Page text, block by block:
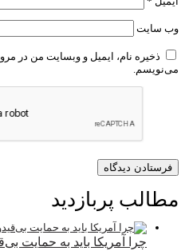
وب‌ سایت
ذخیره نام، ایمیل و وبسایت من در
می‌نویسم.
مطالب پربازدید
چرا آمریکا باید به حمایت